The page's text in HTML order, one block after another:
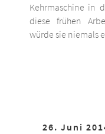
Kehrmaschine in
diese frühen
würde sie niemals
26. Juni